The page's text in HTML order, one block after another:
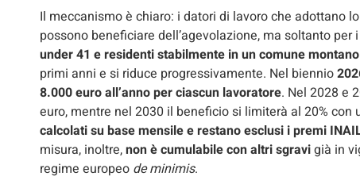
Il meccanismo è chiaro: i datori di lavoro che adottano
possono beneficiare dell’agevolazione, ma soltanto per i
under 41 e residenti stabilmente in un comune montano
primi anni e si riduce progressivamente. Nel biennio
8.000 euro all’anno per ciascun lavoratore. Nel 2028 e
euro, mentre nel 2030 il beneficio si limiterà al 20% con
calcolati su base mensile e restano esclusi i premi
misura, inoltre,non è cumulabile con altri sgravigià in
regime europeo de minimis.